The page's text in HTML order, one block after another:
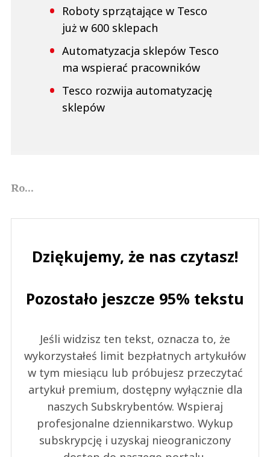
Roboty sprzątające w Tesco
już w 600 sklepach
Automatyzacja sklepów Tesco
ma wspierać pracowników
Tesco rozwija automatyzację
sklepów
Ro...
Dziękujemy, że nas czytasz!
Pozostało jeszcze 95% tekstu
Jeśli widzisz ten tekst, oznacza to, że
wykorzystałeś limit bezpłatnych artykułów
w tym miesiącu lub próbujesz przeczytać
artykuł premium, dostępny wyłącznie dla
naszych Subskrybentów. Wspieraj
profesjonalne dziennikarstwo. Wykup
subskrypcję i uzyskaj nieograniczony